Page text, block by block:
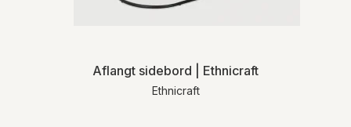
Aflangt sidebord | Ethnicraft
Ethnicraft